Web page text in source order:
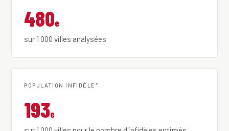
480e
sur 1 000 villes analysées
POPULATION INFIDÈLE*
193e